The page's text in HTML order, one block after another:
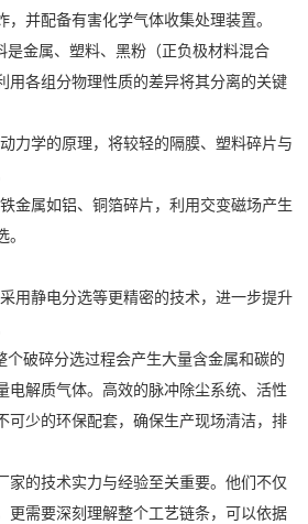
并配备有害化学气体收集处理装置。
金属、塑料、黑粉（正负极材料混合
用各组分物理性质的差异将其分离的关键
学的原理，将较轻的隔膜、塑料碎片与
属如铝、铜箔碎片，利用交变磁场产生
静电分选等更精密的技术，进一步提升
破碎分选过程会产生大量含金属和碳的
电解质气体。高效的脉冲除尘系统、活性
可少的环保配套，确保生产现场清洁，排
的技术实力与经验至关重要。他们不仅
更需要深刻理解整个工艺链条，可以依据